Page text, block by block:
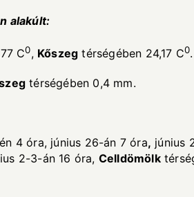
alakúlt:
C0, Kőszeg térségében 24,17 C0.
térségében 0,4 mm.
4 óra, június 26-án 7 óra, június
2-3-án 16 óra, Celldömölk